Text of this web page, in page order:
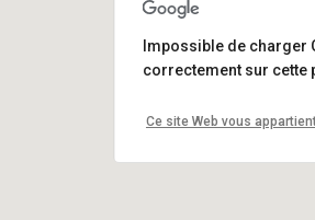
Impossible de charger
correctement sur cette
Ce site Web vous